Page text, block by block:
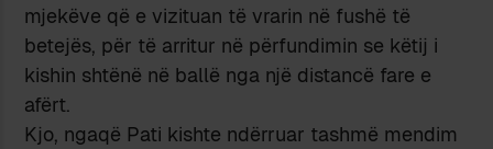
mjekëve që e vizituan të vrarin në fushë të
betejës, për të arritur në përfundimin se këtij i
kishin shtënë në ballë nga një distancë fare e
afërt.
Kjo, ngaqë Pati kishte ndërruar tashmë mendim